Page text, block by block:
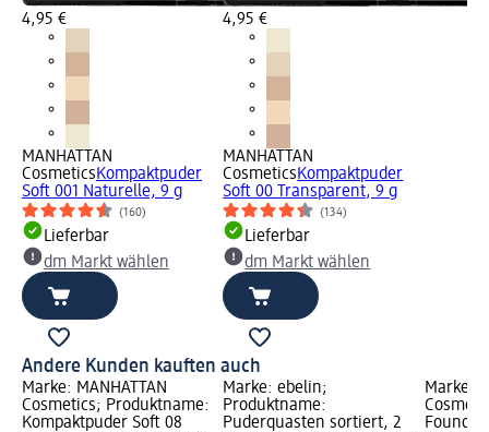
4,95 €
MANHATTAN
CosmeticsKompaktpuder
Soft 001 Naturelle, 9 g
(160)
Lieferbar
dm Markt wählen
4,95 €
MANHATTAN
CosmeticsKompaktpuder
Soft 00 Transparent, 9 g
(134)
Lieferbar
dm Markt wählen
Andere Kunden kauften auch
Marke: MANHATTAN
Cosmetics; Produktname:
Kompaktpuder Soft 08
Marke: ebelin;
Produktname:
Puderquasten sortiert, 2
Marke: